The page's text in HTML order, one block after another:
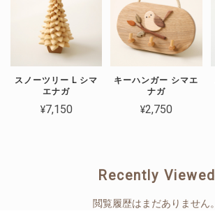
スノーツリー L シマ
エナガ
¥7,150
キーハンガー シマエ
ナガ
¥2,750
Recently Viewed
閲覧履歴はまだありません。